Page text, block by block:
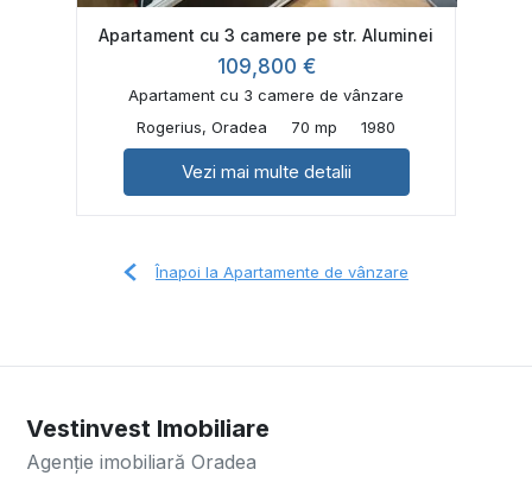
Apartament cu 3 camere pe str. Aluminei
109,800 €
Apartament cu 3 camere de vânzare
Rogerius, Oradea
70 mp 1980
Vezi mai multe detalii
Înapoi la Apartamente de vânzare
Vestinvest Imobiliare
Agenție imobiliară Oradea